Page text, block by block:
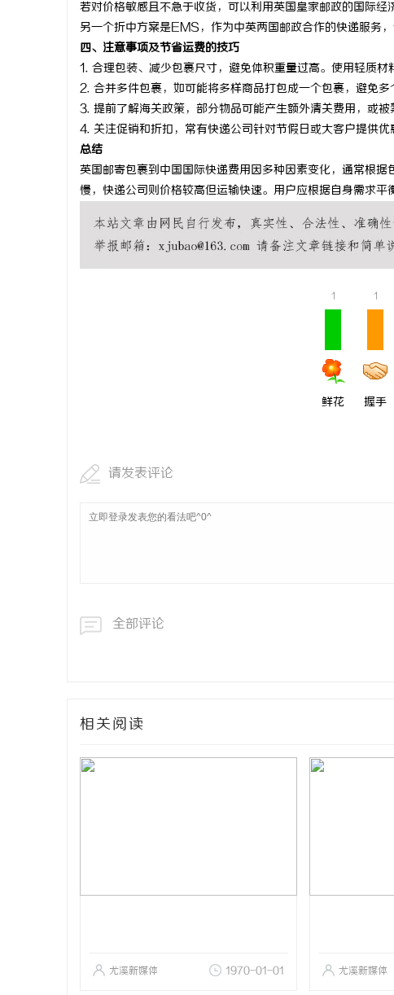
若对价格敏感且不急于收货，可以利用英国皇家邮政的国际
另一个折中方案是EMS，作为中英两国邮政合作的快递服务
四、注意事项及节省运费的技巧
1. 合理包装、减少包裹尺寸，避免体积重量过高。使用轻质材
2. 合并多件包裹，如可能将多样商品打包成一个包裹，避免多
3. 提前了解海关政策，部分物品可能产生额外清关费用，或被
4. 关注促销和折扣 ，常有快递公司针对节假日或大客户提供优
总结
英国邮寄包裹到中国国际快递费用因多种因素变化，通常根
慢，快递公司则价格较高但运输快速。用户应根据自身需求平
1
鲜花
1
握手
请发表评论
全部评论
相关阅读
尤溪新媒体 1970-01-01 尤溪新媒体
贝净 AC 国际医